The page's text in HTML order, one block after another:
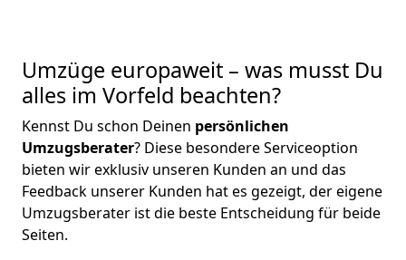
Umzüge europaweit – was musst Du
alles im Vorfeld beachten?
Kennst Du schon Deinen persönlichen
Umzugsberater? Diese besondere Serviceoption
bieten wir exklusiv unseren Kunden an und das
Feedback unserer Kunden hat es gezeigt, der eigene
Umzugsberater ist die beste Entscheidung für beide
Seiten.